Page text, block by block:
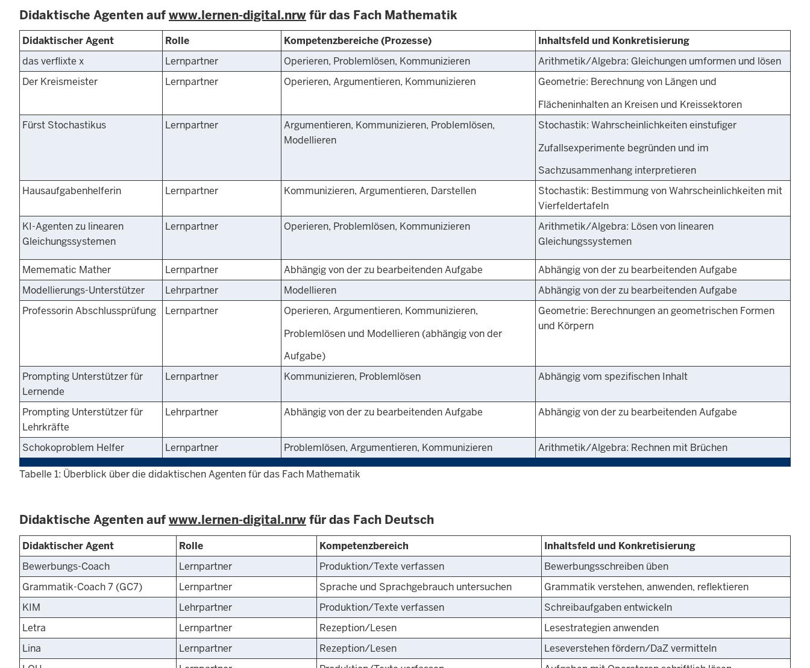
Didaktische Agenten aufwww.lernen-digital.nrwfür das Fach Mathematik
Didaktischer Agent Rolle Kompetenzbereiche (Prozesse)
Inhaltsfeld und Konkretisierung
das verflixte x
Lernpartner Operieren, Problemlösen, Kommunizieren
Arithmetik/Algebra: Gleichungen umformen und lösen
Der Kreismeister
Lernpartner Operieren, Argumentieren, Kommunizieren
Geometrie: Berechnung von Längen und
Flächeninhalten an Kreisen und Kreissektoren
Fürst Stochastikus
Lernpartner
Argumentieren, Kommunizieren, Problemlösen,
Modellieren
Stochastik: Wahrscheinlichkeiten einstufiger
Zufallsexperimente begründen und im
Sachzusammenhang interpretieren
Hausaufgabenhelferin
Lernpartner Kommunizieren, Argumentieren, Darstellen
Stochastik: Bestimmung von Wahrscheinlichkeiten mit
Vierfeldertafeln
KI-Agenten zu linearen
Gleichungssystemen
Lernpartner Operieren, Problemlösen, Kommunizieren
Arithmetik/Algebra: Lösen von linearen
Gleichungssystemen
Memematic Mather Lernpartner Abhängig von der zu bearbeitenden Aufgabe
Abhängig von der zu bearbeitenden Aufgabe
Modellierungs-Unterstützer
Lehrpartner Modellieren
Abhängig von der zu bearbeitenden Aufgabe
Professorin Abschlussprüfung
Lernpartner
Operieren, Argumentieren, Kommunizieren,
Problemlösen und Modellieren (abhängig von der
Aufgabe)
Geometrie: Berechnungen an geometrischen Formen
und Körpern
Prompting Unterstützer für
Lernende
Lernpartner Kommunizieren, Problemlösen Abhängig vom spezifischen Inhalt
Prompting Unterstützer für
Lehrkräfte
Lehrpartner Abhängig von der zu bearbeitenden Aufgabe Abhängig von der zu bearbeitenden Aufgabe
Schokoproblem Helfer Lernpartner Problemlösen, Argumentieren, Kommunizieren Arithmetik/Algebra: Rechnen mit Brüchen
Tabelle 1: Überblick über die didaktischen Agenten für das Fach Mathematik
Didaktische Agenten aufwww.lernen-digital.nrwfür das Fach Deutsch
Didaktischer Agent Rolle Kompetenzbereich
Inhaltsfeld und Konkretisierung
Bewerbungs-Coach
Lernpartner Produktion/Texte verfassen
Bewerbungsschreiben üben
Grammatik-Coach 7 (GC7)
Lernpartner Sprache und Sprachgebrauch untersuchen
Grammatik verstehen, anwenden, reflektieren
KIM
Lehrpartner Produktion/Texte verfassen
Schreibaufgaben entwickeln
Letra
Lernpartner Rezeption/Lesen
Lesestrategien anwenden
Lina
Lernpartner Rezeption/Lesen
Leseverstehen fördern/DaZ vermitteln